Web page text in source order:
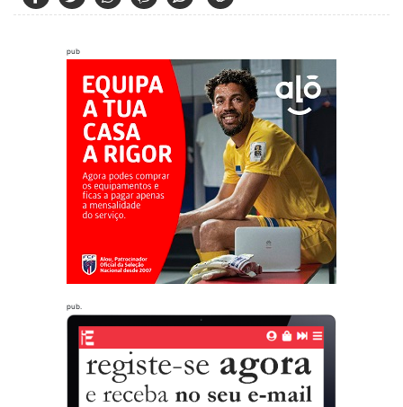
pub
pub.